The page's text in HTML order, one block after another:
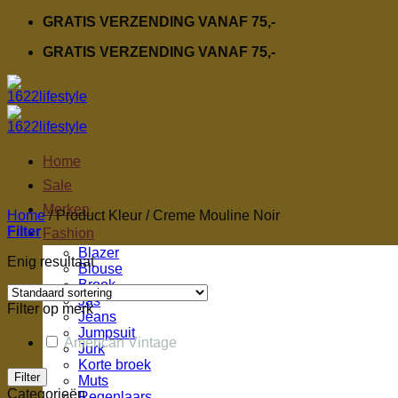
inhoud
GRATIS VERZENDING VANAF 75,-
GRATIS VERZENDING VANAF 75,-
Home
Sale
Merken
Fashion
Blazer
Blouse
Broek
Jas
Jeans
Jumpsuit
Jurk
Korte broek
Muts
Home /Product Kleur /Creme Mouline Noir
Filter
Enig resultaat
Filter op merk
American Vintage
Filter
Categorieën